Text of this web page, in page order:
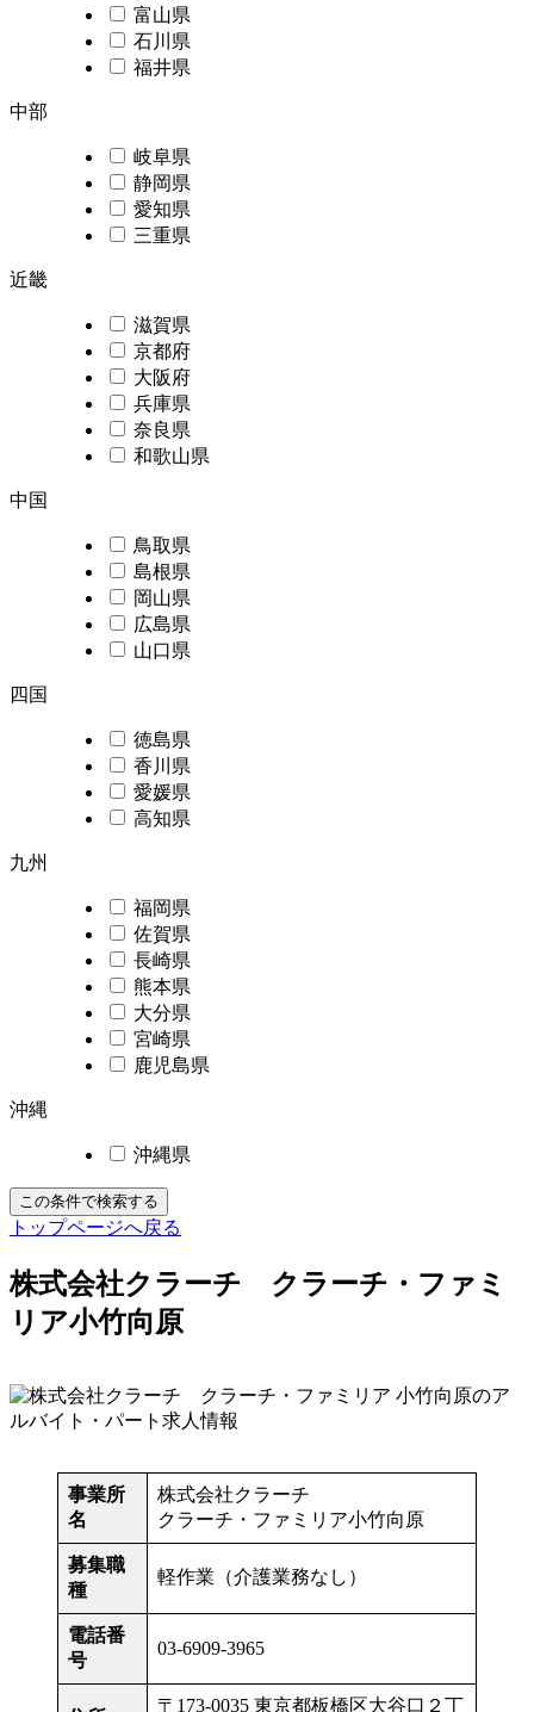
富山県
石川県
福井県
中部
岐阜県
静岡県
愛知県
三重県
近畿
滋賀県
京都府
大阪府
兵庫県
奈良県
和歌山県
中国
鳥取県
島根県
岡山県
広島県
山口県
四国
徳島県
香川県
愛媛県
高知県
九州
福岡県
佐賀県
長崎県
熊本県
大分県
宮崎県
鹿児島県
沖縄
沖縄県
この条件で検索する
トップページへ戻る
株式会社クラーチ クラーチ・ファミ
リア小竹向原
事業所
名
株式会社クラーチ
クラーチ・ファミリア小竹向原
募集職
種
軽作業（介護業務なし）
電話番
号
03-6909-3965
〒173-0035 東京都板橋区大谷口２丁